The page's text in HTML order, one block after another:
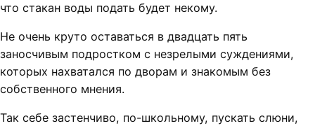
что стакан воды подать будет некому.
Не очень круто оставаться в двадцать пять
заносчивым подростком с незрелыми суждениями,
которых нахватался по дворам и знакомым без
собственного мнения.
Так себе застенчиво, по-школьному, пускать слюни,